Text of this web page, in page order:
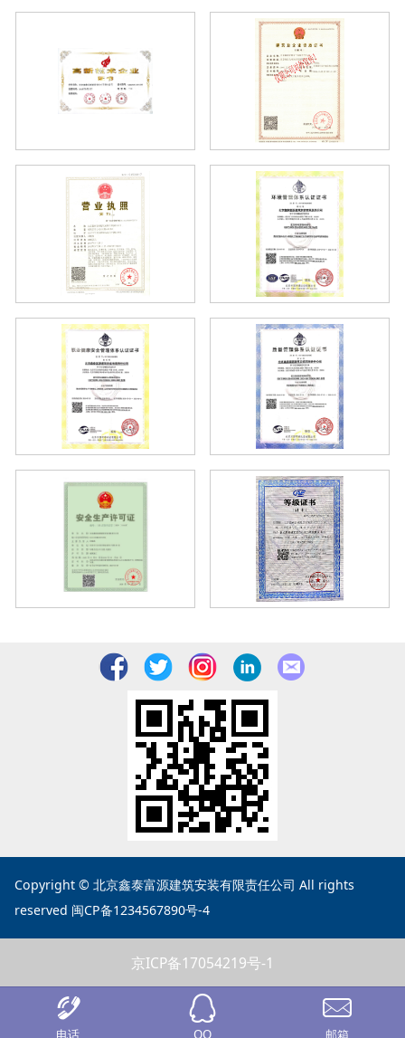
Copyright © 北京鑫泰富源建筑安装有限责任公司 All rights
reserved 闽CP备1234567890号-4
京ICP备17054219号-1
电话 QQ 邮箱